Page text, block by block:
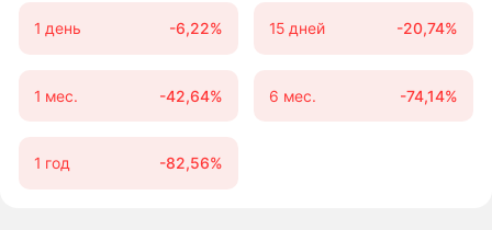
1 день -6,22% 15 дней -20,74%
1 мес. -42,64% 6 мес. -74,14%
1 год -82,56%